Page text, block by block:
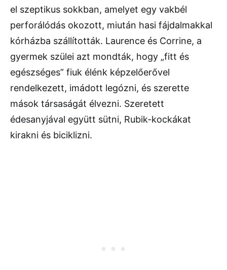
el szeptikus sokkban, amelyet egy vakbél
perforálódás okozott, miután hasi fájdalmakkal
kórházba szállították. Laurence és Corrine, a
gyermek szülei azt mondták, hogy „fitt és
egészséges” fiuk élénk képzelőerővel
rendelkezett, imádott legózni, és szerette
mások társaságát élvezni. Szeretett
édesanyjával együtt sütni, Rubik-kockákat
kirakni és biciklizni.